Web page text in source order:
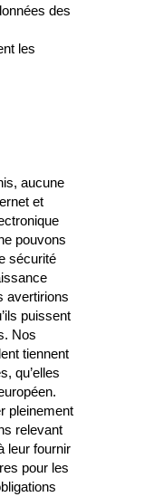
des
les
aucune
et
pouvons
sécurité
avertirions
puissent
Nos
tiennent
qu’elles
pleinement
relevant
leur fournir
pour les